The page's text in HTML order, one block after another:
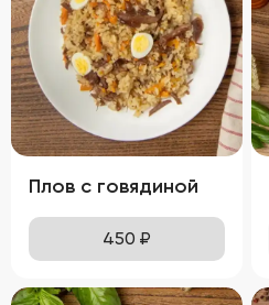
Плов с говядиной
450 ₽